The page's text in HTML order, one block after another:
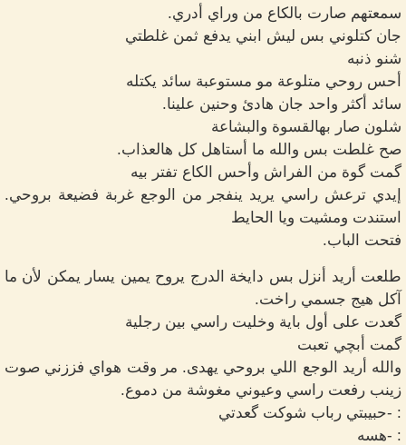
سمعتهم صارت بالكاع من وراي أدري.
جان كتلوني بس ليش ابني يدفع ثمن غلطتي
شنو ذنبه
أحس روحي متلوعة مو مستوعبة سائد يكتله
سائد أكثر واحد جان هادئ وحنين علينا.
شلون صار بهالقسوة والبشاعة
صح غلطت بس والله ما أستاهل كل هالعذاب.
گمت گوة من الفراش وأحس الكاع تفتر بيه
إيدي ترعش راسي يريد ينفجر من الوجع غربة فضيعة بروحي.
استندت ومشيت ويا الحايط
فتحت الباب.
طلعت أريد أنزل بس دايخة الدرج يروح يمين يسار يمكن لأن ما
آكل هيج جسمي راخت.
گعدت على أول باية وخليت راسي بين رجلية
گمت أبچي تعبت
والله أريد الوجع اللي بروحي يهدى. مر وقت هواي فززني صوت
زينب رفعت راسي وعيوني مغوشة من دموع.
: -حبيبتي رباب شوكت گعدتي
: -هسه